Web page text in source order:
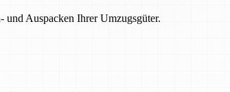
und Auspacken Ihrer Umzugsgüter.